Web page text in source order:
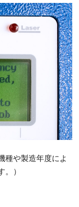
種や製造年度によ
。）